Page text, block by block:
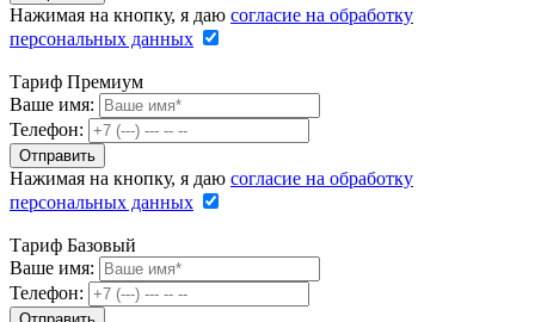
Нажимая на кнопку, я даю согласие на обработку
персональных данных
Тариф Премиум
Ваше имя:
Телефон:
Нажимая на кнопку, я даю согласие на обработку
персональных данных
Тариф Базовый
Ваше имя:
Телефон: